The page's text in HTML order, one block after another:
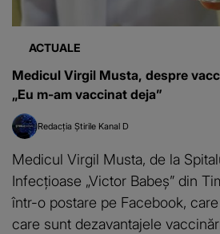
ACTUALE
Medicul Virgil Musta, despre
„Eu m-am vaccinat deja”
Redacția Știrile Kanal D
Medicul Virgil Musta, de la
Infecţioase „Victor Babeş” din
într-o postare pe Facebook,
care sunt dezavantajele